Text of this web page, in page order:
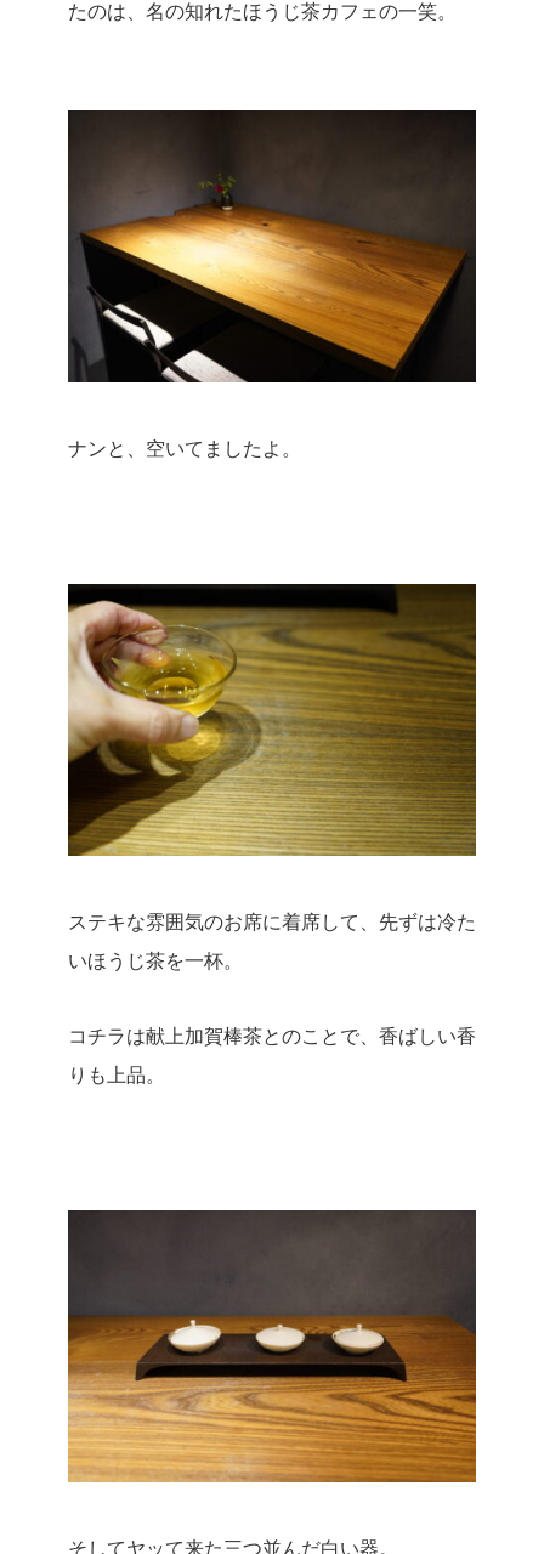
たのは、名の知れたほうじ茶カフェの一笑。
ナンと、空いてましたよ。
ステキな雰囲気のお席に着席して、先ずは冷た
いほうじ茶を一杯。
コチラは献上加賀棒茶とのことで、香ばしい香
りも上品。
そしてヤッて来た三つ並んだ白い器。